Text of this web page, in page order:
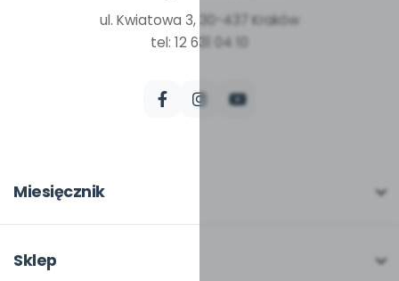
ul. Kwiatowa 3, 30-437 Kraków
tel: 12 631 04 10
Miesięcznik
W numerze
Sklep